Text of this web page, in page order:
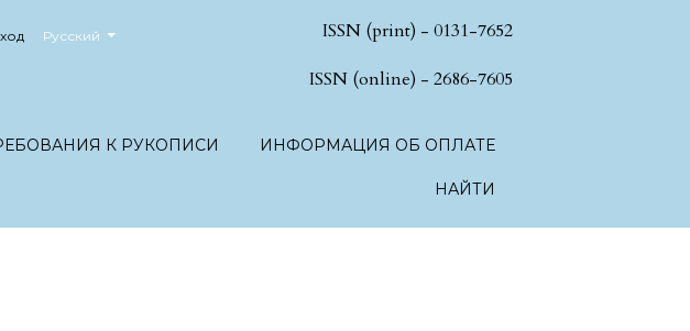
##plugins.themes.healthSciences.language.toggle##
Русский
ISSN (print) - 0131-7652
ISSN (online) - 2686-7605
К РУКОПИСИ ИНФОРМАЦИЯ ОБ ОПЛАТЕ
НАЙТИ